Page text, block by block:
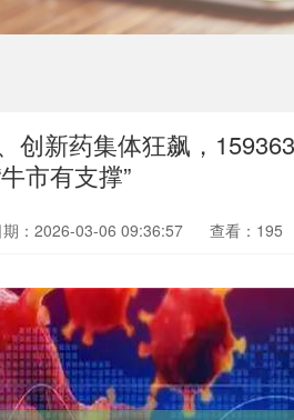
创新药集体狂飙，
市有支撑”
期：2026-03-06 09:36:57 查看：195